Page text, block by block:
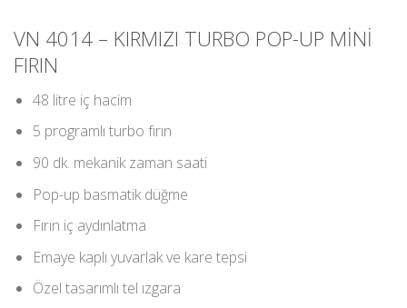
VN 4014 – KIRMIZI TURBO POP-UP MİNİ
FIRIN
48 litre iç hacim
5 programlı turbo fırın
90 dk. mekanik zaman saati
Pop-up basmatik düğme
Fırın iç aydınlatma
Emaye kaplı yuvarlak ve kare tepsi
Özel tasarımlı tel ızgara